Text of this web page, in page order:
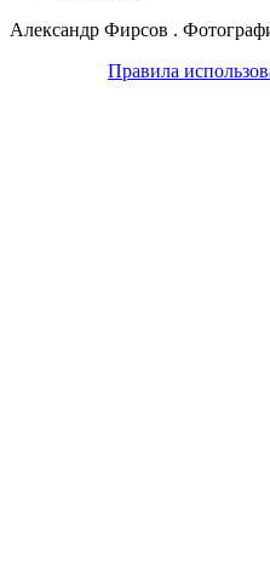
Александр Фирсов .
Правила